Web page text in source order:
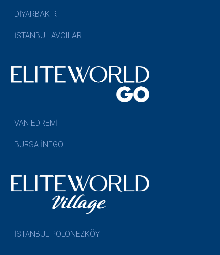
DİYARBAKIR
İSTANBUL AVCILAR
VAN EDREMİT
BURSA İNEGÖL
İSTANBUL POLONEZKÖY